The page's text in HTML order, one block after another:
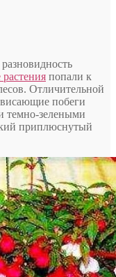
попали к
Отличительной
побеги
темно-зелеными
приплюснутый